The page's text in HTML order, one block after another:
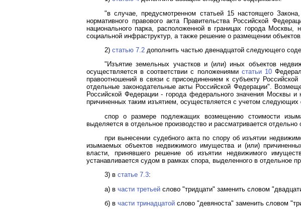
"в случае, предусмотренном статьей 15 настоящего
нормативного правового акта Правительства Российской
национального парка, расположенной в границах города Москвы,
социальной инфраструктур, а также решение о размещении
2) статью 7.2 дополнить частью двенадцатой следующего
"Изъятие земельных участков и (или) иных объектов
осуществляется в соответствии с положениями статьи 10
правоотношений в связи с присоединением к субъекту
отдельные законодательные акты Российской Федерации".
Российской Федерации - города федерального значения Москвы
причиненных таким изъятием, осуществляется с учетом следующих
спор о размере подлежащих возмещению стоимости
выделяется в отдельное производство и рассматривается
при вынесении судебного акта по спору об изъятии
изымаемых объектов недвижимого имущества и (или)
власти, принявшего решение об изъятии недвижимого
устанавливается судом в рамках спора, выделенного в отдельное
3) в статье 7.3:
а) в части третьей слово "тридцати" заменить словом
б) в части тринадцатой слово "девяноста" заменить словом